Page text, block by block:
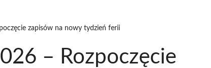
zapisów na nowy tydzień ferii
– Rozpoczęcie